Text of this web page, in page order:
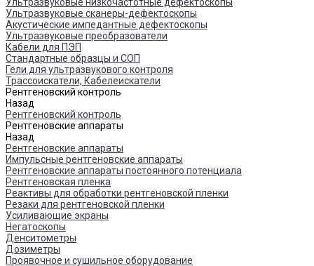
Ультразвуковые сканеры-дефектоскопы
Акустические импедантные дефектоскопы
Ультразвуковые преобразователи
Кабели для ПЭП
Стандартные образцы и СОП
Гели для ультразвукового контроля
Трассоискатели, Кабелеискатели
Рентгеновский контроль
Назад
Рентгеновский контроль
Рентгеновские аппараты
Назад
Рентгеновские аппараты
Импульсные рентгеновские аппараты
Рентгеновские аппараты постоянного потенциала
Рентгеновская пленка
Реактивы для обработки рентгеновской пленки
Резаки для рентгеновской пленки
Усиливающие экраны
Негатоскопы
Денситометры
Дозиметры
Проявочное и сушильное оборудование